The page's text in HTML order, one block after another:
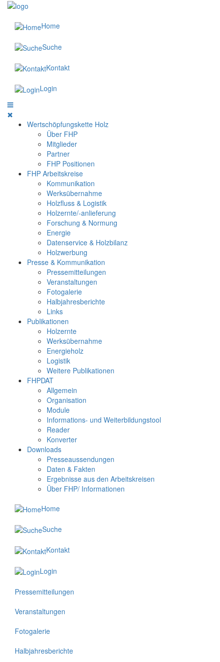
Home
Suche
Kontakt
Login
Wertschöpfungskette Holz
Über FHP
Mitglieder
Partner
FHP Positionen
FHP Arbeitskreise
Kommunikation
Werksübernahme
Holzfluss & Logistik
Holzernte/-anlieferung
Forschung & Normung
Energie
Datenservice & Holzbilanz
Holzwerbung
Presse & Kommunikation
Pressemitteilungen
Veranstaltungen
Fotogalerie
Halbjahresberichte
Links
Publikationen
Holzernte
Werksübernahme
Energieholz
Logistik
Weitere Publikationen
FHPDAT
Allgemein
Organisation
Module
Informations- und Weiterbildungstool
Reader
Konverter
Downloads
Presseaussendungen
Daten & Fakten
Ergebnisse aus den Arbeitskreisen
Über FHP/ Informationen
Home
Suche
Kontakt
Login
Pressemitteilungen
Veranstaltungen
Fotogalerie
Halbjahresberichte